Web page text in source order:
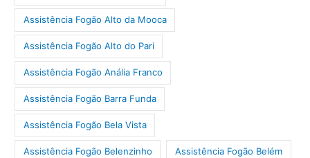
Assistência Fogão Alto da Mooca
Assistência Fogão Alto do Pari
Assistência Fogão Anália Franco
Assistência Fogão Barra Funda
Assistência Fogão Bela Vista
Assistência Fogão Belenzinho Assistência Fogão Belém